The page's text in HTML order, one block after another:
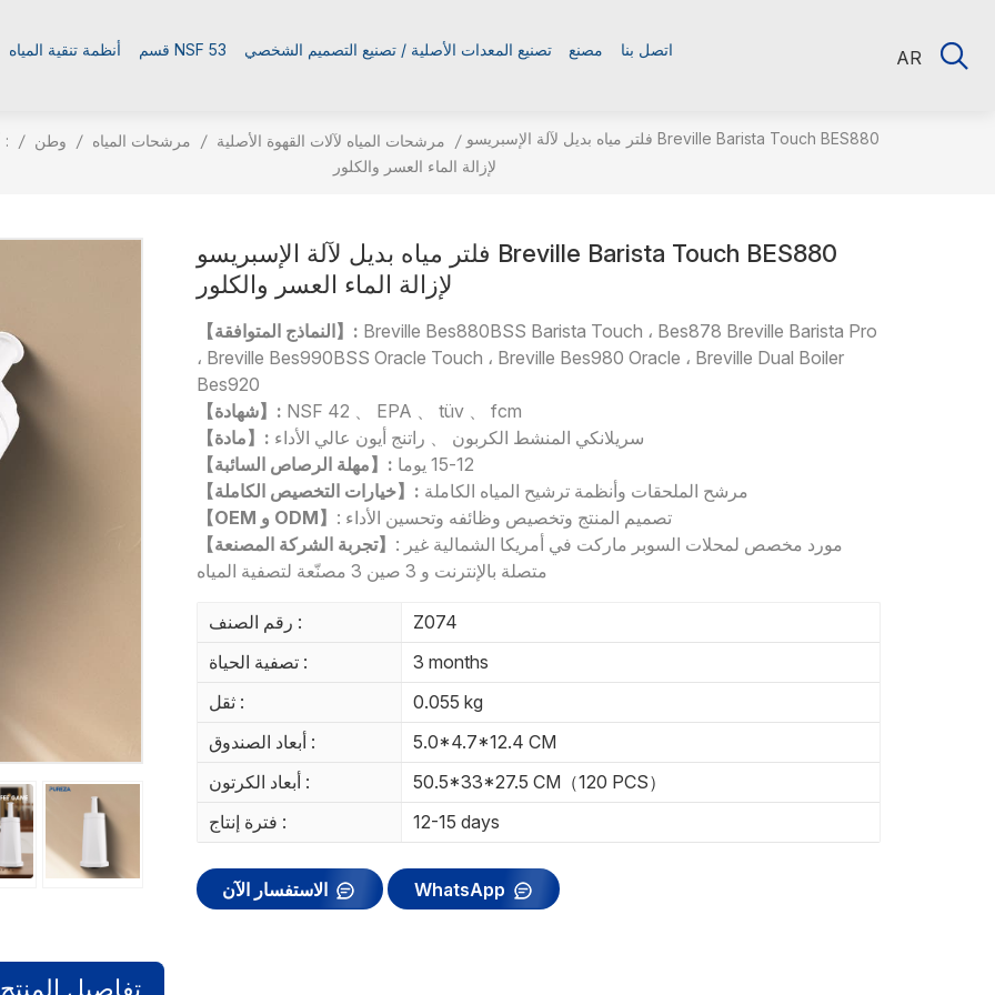
أنظمة تنقية المياه قسم NSF 53 تصنيع المعدات الأصلية / تصنيع التصميم الشخصي مصنع اتصل بنا AR
أنت في : / وطن / مرشحات المياه / مرشحات المياه لآلات القهوة الأصلية / فلتر مياه بديل لآلة الإسبريسو Breville Barista Touch BES880
لإزالة الماء العسر والكلور
فلتر مياه بديل لآلة الإسبريسو Breville Barista Touch BES880
لإزالة الماء العسر والكلور
【النماذج المتوافقة】: Breville Bes880BSS Barista Touch ، Bes878 Breville Barista Pro
، Breville Bes990BSS Oracle Touch ، Breville Bes980 Oracle ، Breville Dual Boiler
Bes920
【شهادة】: NSF 42 、 EPA 、 tüv 、 fcm
【مادة】: سريلانكي المنشط الكربون 、 راتنج أيون عالي الأداء
【مهلة الرصاص السائبة】:
12-15 يوما
【خيارات التخصيص الكاملة】: مرشح الملحقات وأنظمة ترشيح المياه الكاملة
【OEM و ODM】 : تصميم المنتج وتخصيص وظائفه وتحسين الأداء
【تجربة الشركة المصنعة】 : مورد مخصص لمحلات السوبر ماركت في أمريكا الشمالية غير
متصلة بالإنترنت و 3 صين 3 مصنّعة لتصفية المياه
رقم الصنف :
Z074
تصفية الحياة :
3 months
ثقل :
0.055 kg
أبعاد الصندوق :
5.0*4.7*12.4 CM
أبعاد الكرتون :
50.5*33*27.5 CM（120 PCS）
فترة إنتاج :
12-15 days
الاستفسار الآن WhatsApp
تفاصيل المنتج